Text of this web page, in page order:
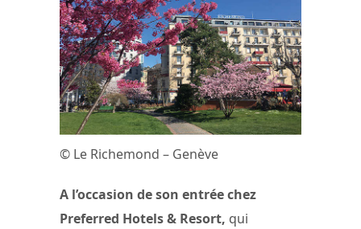
© Le Richemond – Genève
A l’occasion de son entrée chez
Preferred Hotels & Resort, qui